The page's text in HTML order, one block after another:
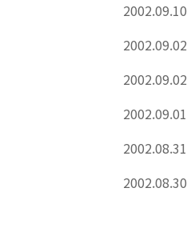
2002.09.10
2002.09.02
2002.09.02
2002.09.01
2002.08.31
2002.08.30